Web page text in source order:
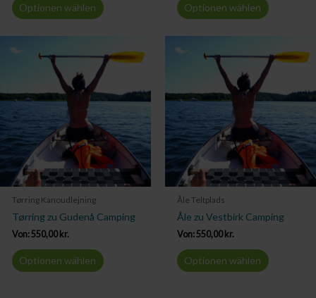
Optionen wählen Optionen wählen
Tørring Kanoudlejning
Tørring zu Gudenå Camping
Von:550,00 kr.
Optionen wählen
Åle Teltplads
Åle zu Vestbirk Camping
Von:550,00 kr.
Optionen wählen